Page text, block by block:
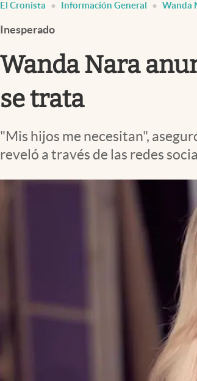
Infotechnology
Clase
Clima
Mundial 2026
Eventos Corporativos
El Cronista Información General Wanda
Inesperado
Wanda Nara
se trata
"Mis hijos me necesitan",
reveló a través de las redes